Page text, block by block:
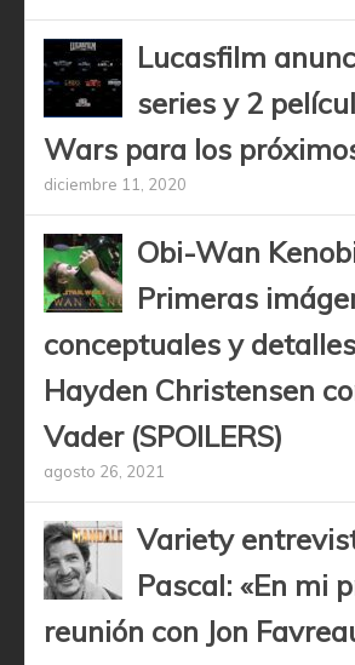
Lucasfilm
series y 2
Wars para los
diciembre 11, 2020
Obi-Wan
Primeras
conceptuales y
Hayden Christensen
Vader (SPOILERS)
agosto 26, 2021
Variety
Pascal: «En mi
reunión con Jon